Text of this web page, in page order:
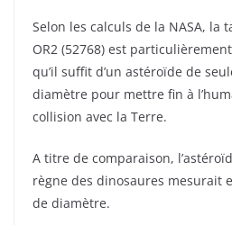
Selon les calculs de la NASA, la
OR2 (52768) est
qu’il suffit d’un astéroïde de
diamètre pour mettre fin à
collision avec la Terre.
A titre de comparaison,
règne des dinosaures mesurait
de diamètre.